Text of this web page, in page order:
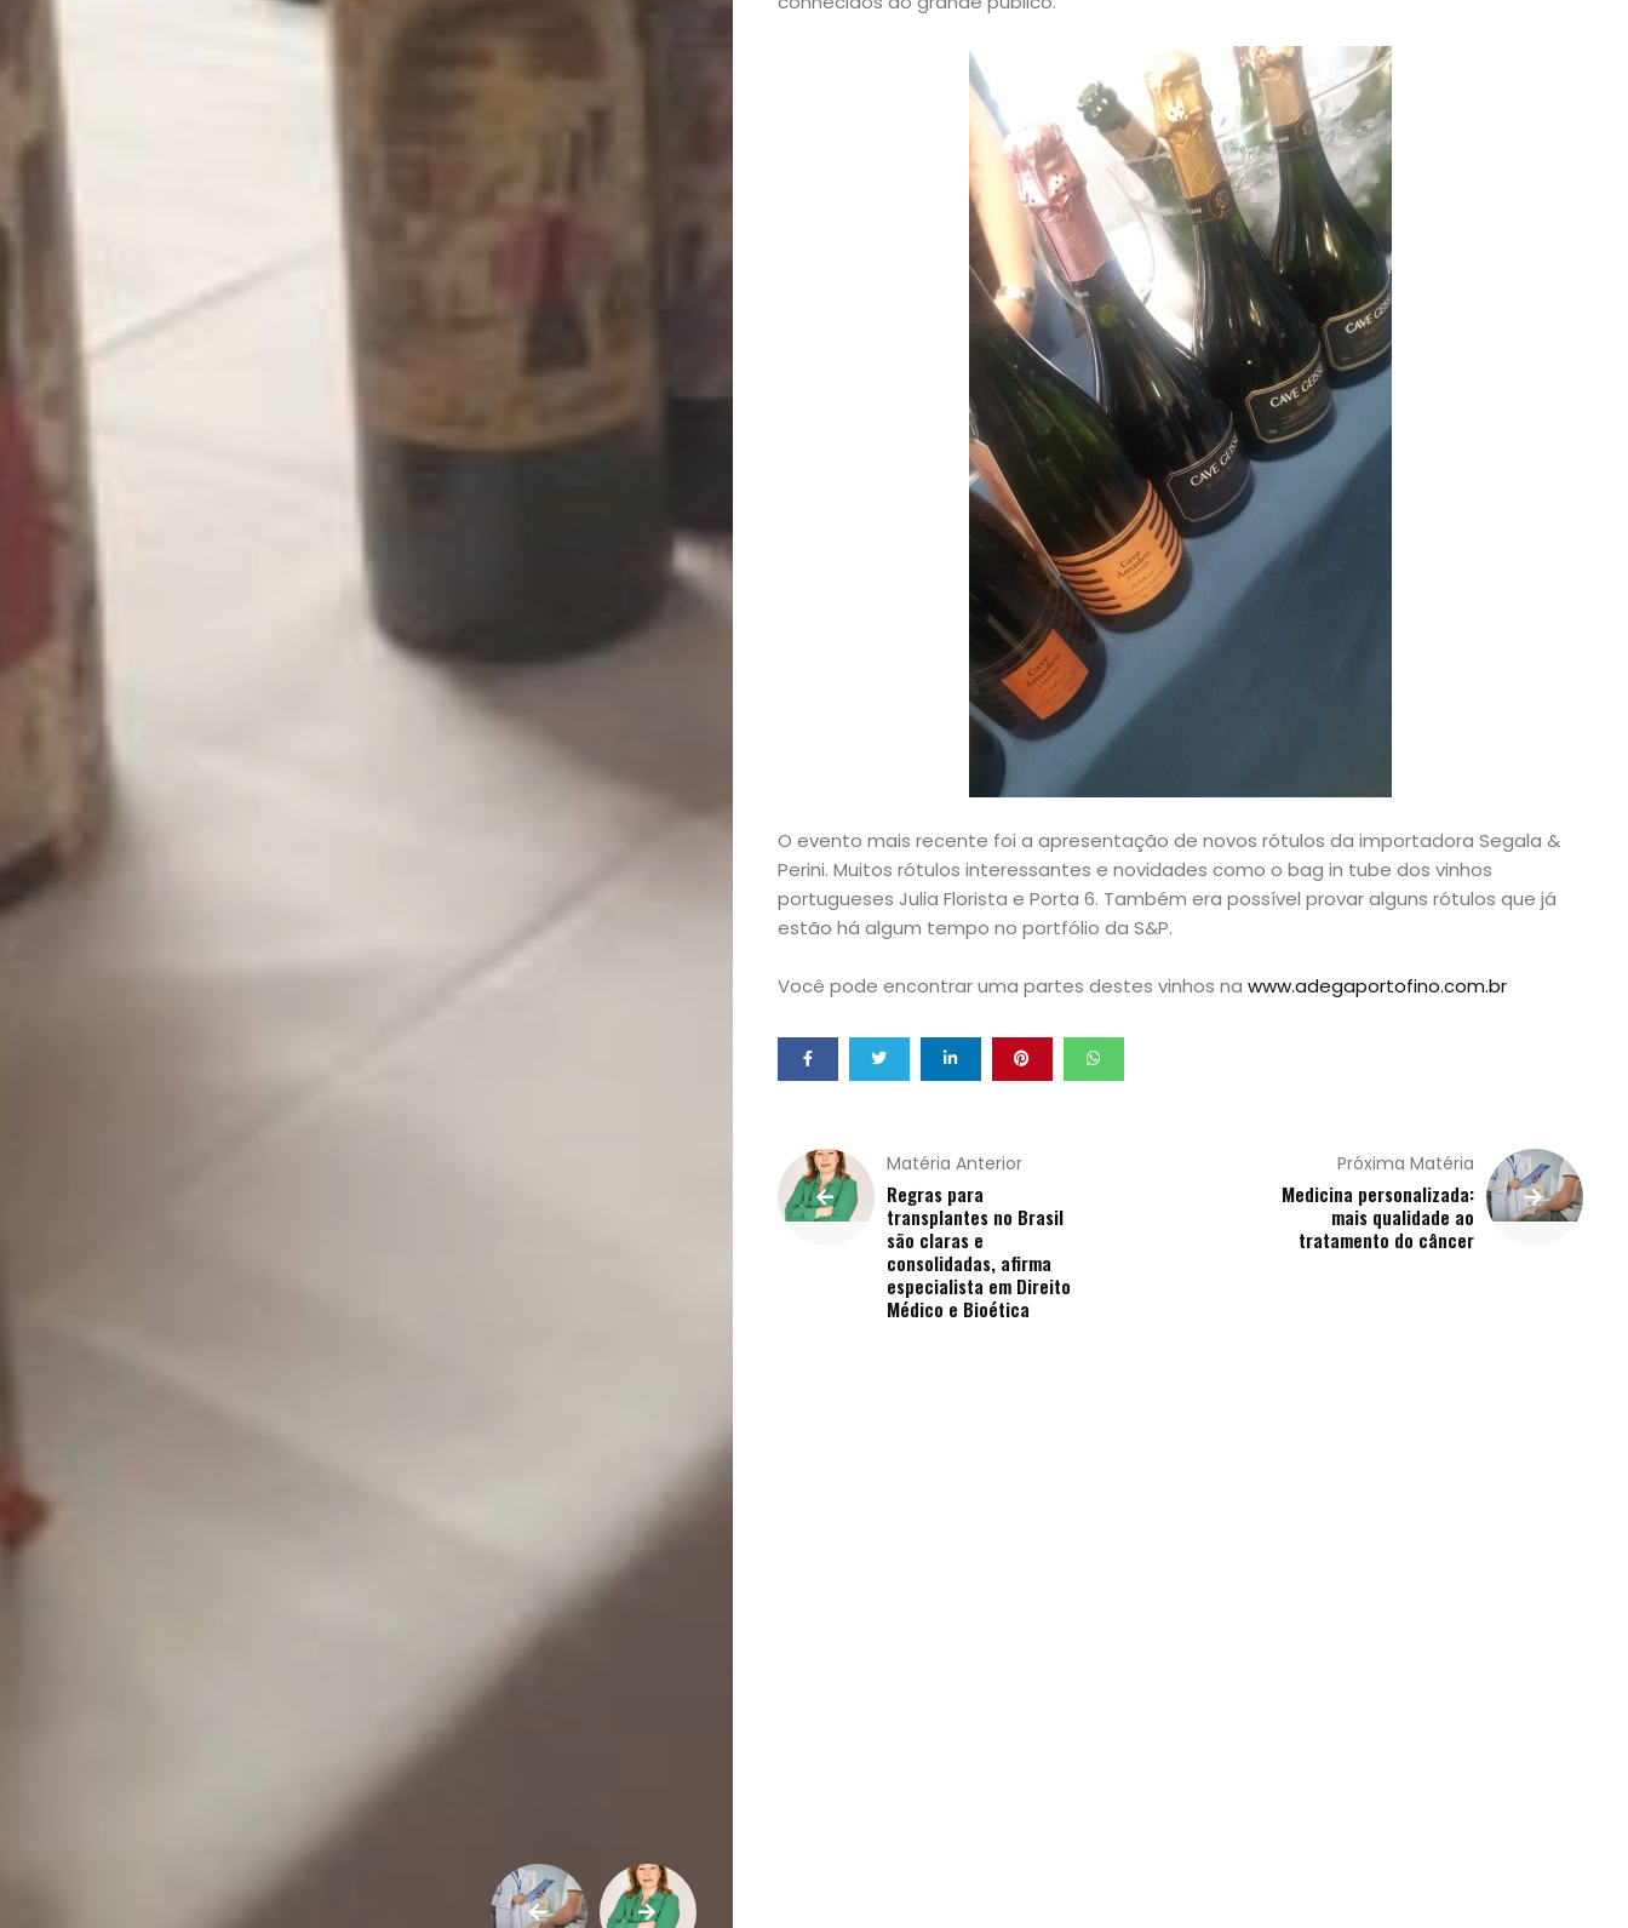
Homem
Sexualidade
Variedades
O evento mais recente foi a apresentação de novos rótulos da importadora Segala &
Perini. Muitos rótulos interessantes e novidades como o bag in tube dos vinhos
portugueses Julia Florista e Porta 6. Também era possível provar alguns rótulos que já
estão há algum tempo no portfólio da S&P.
Você pode encontrar uma partes destes vinhos na www.adegaportofino.com.br
Matéria Anterior
Regras para
transplantes no Brasil
são claras e
consolidadas, afirma
especialista em Direito
Médico e Bioética
Próxima Matéria
Medicina personalizada:
mais qualidade ao
tratamento do câncer